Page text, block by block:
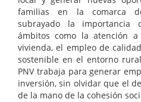
familias en la comarca
subrayado la importancia
ámbitos como la atención
vivienda, el empleo de
sostenible en el entorno
PNV trabaja para generar
inversión, sin olvidar que el
de la mano de la cohesión